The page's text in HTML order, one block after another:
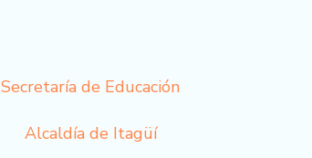
Secretaría de Educación
Alcaldía de Itagüí